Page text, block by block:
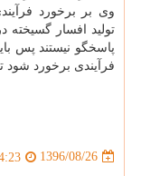
وی بر برخورد
تولید افسار گسیخته
پاسخگو نیستند پس
فرآیندی برخورد شود
1396/08/26